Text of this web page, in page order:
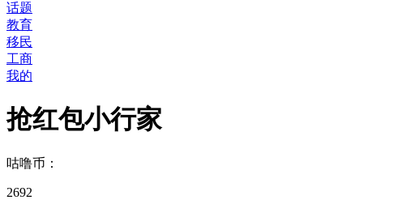
话题
教育
移民
工商
我的
抢红包小行家
咕噜币：
2692